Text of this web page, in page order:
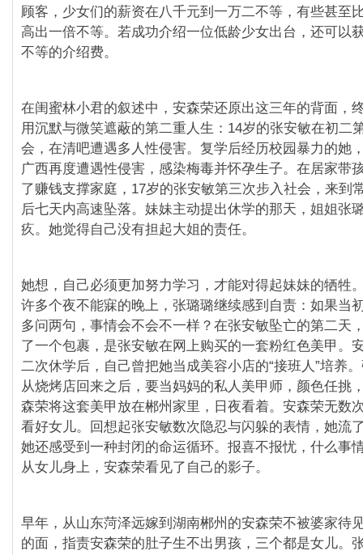
顾客，少女们的薪资在八千元到一万二不等，有些甚至
高出一倍不等。若成功介绍一位低龄少女出台，还可以
不等的介绍费。
在闺蜜林小君的叙述中，安森荣还原出这三年的背面，
用沉默与微笑遮蔽的第二重人生：14岁的张安敏在初二
会，在清吧遭遇多人性侵害。复学后经历校园暴力的她
广西再度遭遇性侵害，感染梅毒并怀孕生子。在居家带
了赚钱支撑家庭，17岁的张安敏第三次步入社会，来到
后七天内高速坠落。妹妹主动提出休学的那天，姐姐张
疚。她觉得自己没有担起大姐的责任。
她想，自己必须更加努力学习，才能对得起妹妹的牺牲
许多个夜不能寐的晚上，张璐璐继续感到自责：如果当
多问两句，事情会不会不一样？在张安敏坠亡的第二天
了一个包裹，是张安敏在网上购买的一套粉红色美甲。
二次休学后，自己曾把她当成美容小店的“接班人”培养
从烧烤店回来之后，要当妈妈的私人美甲师，颜色任挑
森荣将这套美甲放在郴州家里，日夜看着。安森荣无数
看好女儿。回想起张安敏数次隐忍与闪躲的表情，她流
她还感受到一种封闭的命运循环。报喜不报忧，什么
从女儿身上，安森荣看见了自己的影子。
早年，从山东菏泽远嫁到湖南郴州的安森荣不被婆家待
的面，指责安森荣的肚子生不出男孩，三个都是女儿。